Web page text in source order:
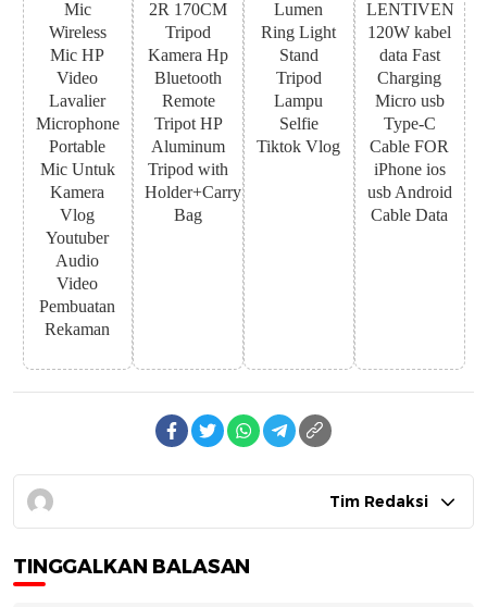
Mic
Wireless
Mic HP
Video
Lavalier
Microphone
Portable
Mic Untuk
Kamera
Vlog
Youtuber
Audio
Video
Pembuatan
Rekaman
2R 170CM
Tripod
Kamera Hp
Bluetooth
Remote
Tripot HP
Aluminum
Tripod with
Holder+Carry
Bag
Lumen
Ring Light
Stand
Tripod
Lampu
Selfie
Tiktok Vlog
LENTIVEN
120W kabel
data Fast
Charging
Micro usb
Type-C
Cable FOR
iPhone ios
usb Android
Cable Data
Tim Redaksi
TINGGALKAN BALASAN